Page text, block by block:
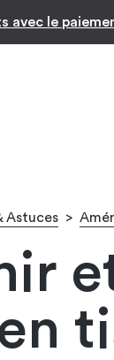
avec le
Astuces >